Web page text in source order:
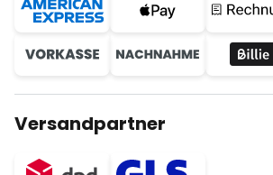
Versandpartner